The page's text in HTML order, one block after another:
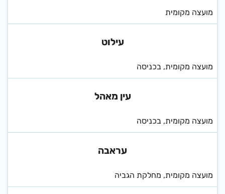
מועצה מקומית
עילוט
מועצה מקומית, בכניסה
עין מאהל
מועצה מקומית, בכניסה
עראבה
מועצה מקומית, מחלקת הגביה